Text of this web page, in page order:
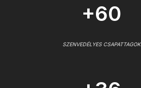
+60
SZENVEDÉLYES CSAPATTAGOK